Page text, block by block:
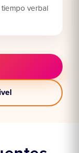
verbal